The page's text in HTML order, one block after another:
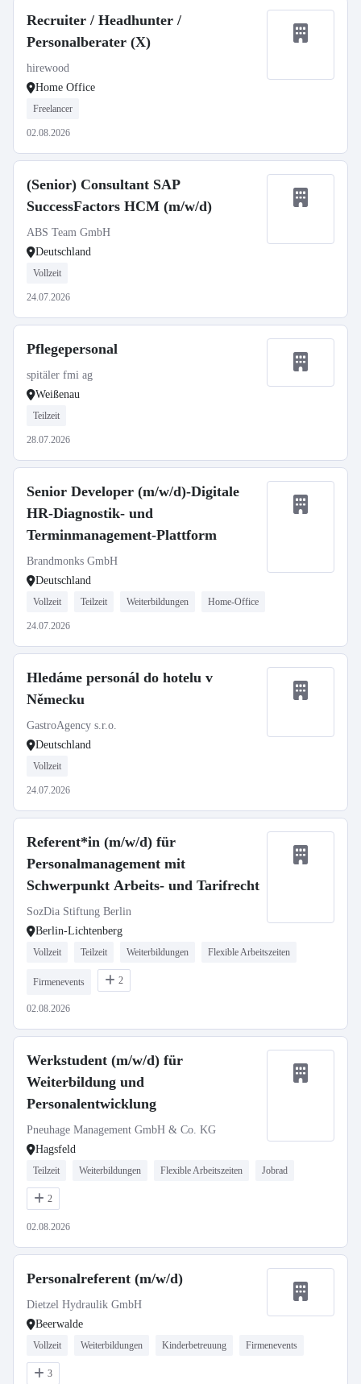
Recruiter / Headhunter /
Personalberater (X)
hirewood
Home Office
Freelancer
02.08.2026
(Senior) Consultant SAP
SuccessFactors HCM (m/w/d)
ABS Team GmbH
Deutschland
Vollzeit
24.07.2026
Pflegepersonal
spitäler fmi ag
Weißenau
Teilzeit
28.07.2026
Senior Developer (m/w/d)-Digitale
HR-Diagnostik- und
Terminmanagement-Plattform
Brandmonks GmbH
Deutschland
Vollzeit Teilzeit Weiterbildungen Home-Office
24.07.2026
Hledáme personál do hotelu v
Německu
GastroAgency s.r.o.
Deutschland
Vollzeit
24.07.2026
Referent*in (m/w/d) für
Personalmanagement mit
Schwerpunkt Arbeits- und Tarifrecht
SozDia Stiftung Berlin
Berlin-Lichtenberg
Vollzeit Teilzeit Weiterbildungen Flexible Arbeitszeiten
Firmenevents 2
02.08.2026
Werkstudent (m/w/d) für
Weiterbildung und
Personalentwicklung
Pneuhage Management GmbH & Co. KG
Hagsfeld
Teilzeit Weiterbildungen Flexible Arbeitszeiten Jobrad
2
02.08.2026
Personalreferent (m/w/d)
Dietzel Hydraulik GmbH
Beerwalde
Vollzeit Weiterbildungen Kinderbetreuung Firmenevents
3